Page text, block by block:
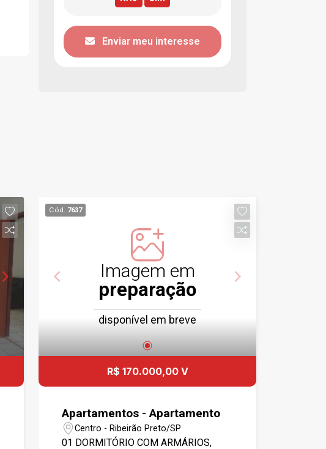
Enviar meu interesse
Cód. 7637
Imagem em
preparação
disponível em breve
R$ 170.000,00 V
Apartamentos - Apartamento
Centro - Ribeirão Preto/SP
01 DORMITÓRIO COM ARMÁRIOS,